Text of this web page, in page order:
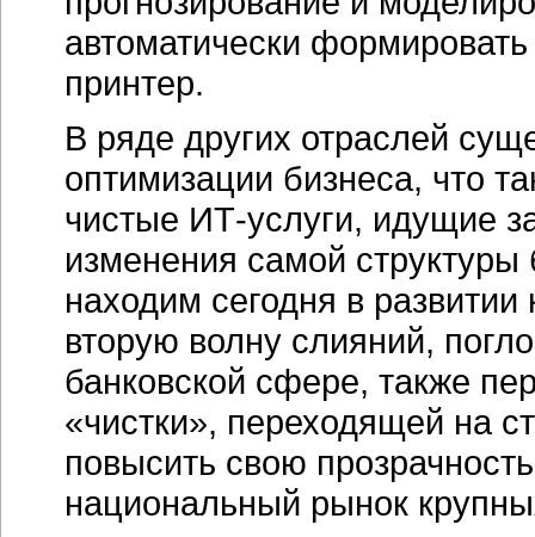
автоматически
принтер.
В ряде других отраслей
оптимизации бизнеса, что
чистые ИТ-услуги, идущие
изменения самой
находим сегодня в
вторую волну слияний,
банковской сфере, также
«чистки», переходящей на
повысить свою
национальный рынок